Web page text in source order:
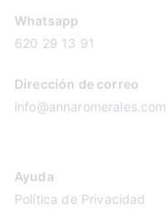
Whatsapp
620 29 13 91
Dirección de correo
info@annaromerales.com
Ayuda
Política de Privacidad